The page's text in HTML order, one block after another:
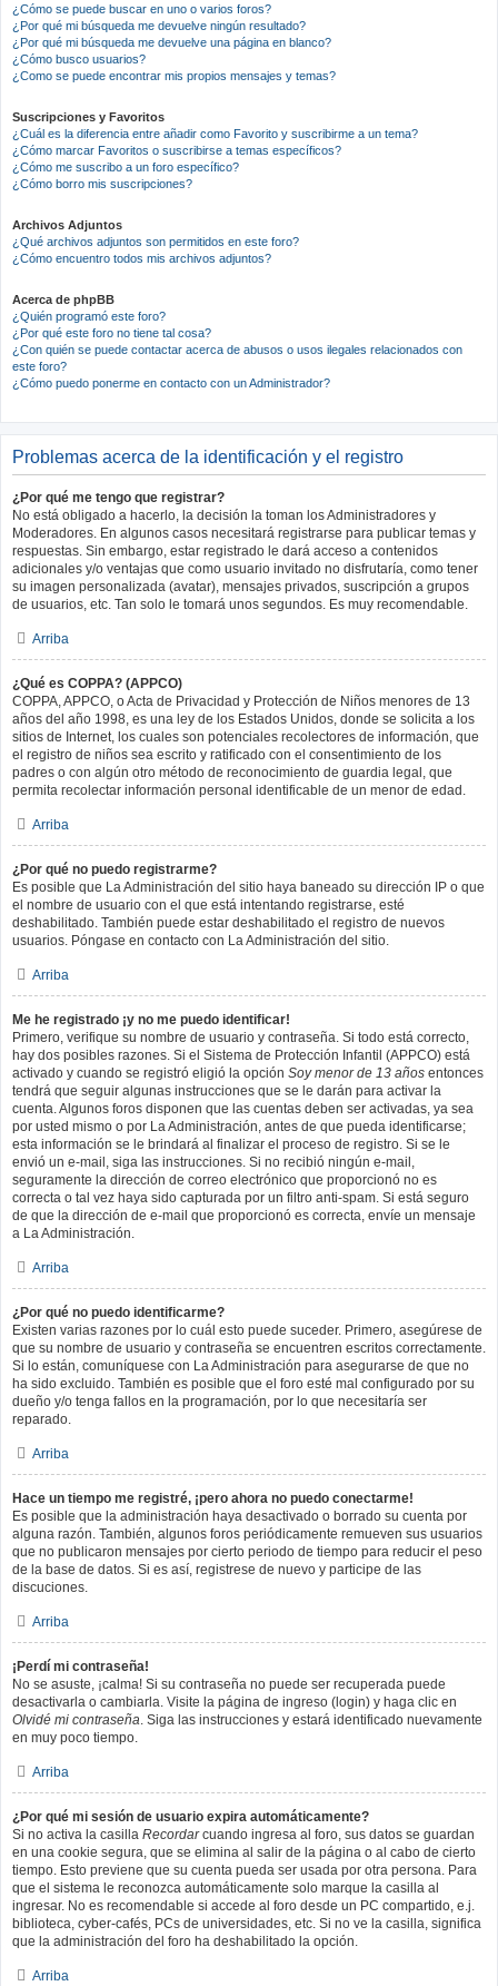
¿Cómo se puede buscar en uno o varios foros?
¿Por qué mi búsqueda me devuelve ningún resultado?
¿Por qué mi búsqueda me devuelve una página en blanco?
¿Cómo busco usuarios?
¿Como se puede encontrar mis propios mensajes y temas?
Suscripciones y Favoritos
¿Cuál es la diferencia entre añadir como Favorito y suscribirme a un tema?
¿Cómo marcar Favoritos o suscribirse a temas específicos?
¿Cómo me suscribo a un foro específico?
¿Cómo borro mis suscripciones?
Archivos Adjuntos
¿Qué archivos adjuntos son permitidos en este foro?
¿Cómo encuentro todos mis archivos adjuntos?
Acerca de phpBB
¿Quién programó este foro?
¿Por qué este foro no tiene tal cosa?
¿Con quién se puede contactar acerca de abusos o usos ilegales relacionados con
este foro?
¿Cómo puedo ponerme en contacto con un Administrador?
Problemas acerca de la identificación y el registro
¿Por qué me tengo que registrar?
No está obligado a hacerlo, la decisión la toman los Administradores y
Moderadores. En algunos casos necesitará registrarse para publicar temas y
respuestas. Sin embargo, estar registrado le dará acceso a contenidos
adicionales y/o ventajas que como usuario invitado no disfrutaría, como tener
su imagen personalizada (avatar), mensajes privados, suscripción a grupos
de usuarios, etc. Tan solo le tomará unos segundos. Es muy recomendable.
Arriba
¿Qué es COPPA? (APPCO)
COPPA, APPCO, o Acta de Privacidad y Protección de Niños menores de 13
años del año 1998, es una ley de los Estados Unidos, donde se solicita a los
sitios de Internet, los cuales son potenciales recolectores de información, que
el registro de niños sea escrito y ratificado con el consentimiento de los
padres o con algún otro método de reconocimiento de guardia legal, que
permita recolectar información personal identificable de un menor de edad.
Arriba
¿Por qué no puedo registrarme?
Es posible que La Administración del sitio haya baneado su dirección IP o que
el nombre de usuario con el que está intentando registrarse, esté
deshabilitado. También puede estar deshabilitado el registro de nuevos
usuarios. Póngase en contacto con La Administración del sitio.
Arriba
Me he registrado ¡y no me puedo identificar!
Primero, verifique su nombre de usuario y contraseña. Si todo está correcto,
hay dos posibles razones. Si el Sistema de Protección Infantil (APPCO) está
activado y cuando se registró eligió la opción Soy menor de 13 años entonces
tendrá que seguir algunas instrucciones que se le darán para activar la
cuenta. Algunos foros disponen que las cuentas deben ser activadas, ya sea
por usted mismo o por La Administración, antes de que pueda identificarse;
esta información se le brindará al finalizar el proceso de registro. Si se le
envió un e-mail, siga las instrucciones. Si no recibió ningún e-mail,
seguramente la dirección de correo electrónico que proporcionó no es
correcta o tal vez haya sido capturada por un filtro anti-spam. Si está seguro
de que la dirección de e-mail que proporcionó es correcta, envíe un mensaje
a La Administración.
Arriba
¿Por qué no puedo identificarme?
Existen varias razones por lo cuál esto puede suceder. Primero, asegúrese de
que su nombre de usuario y contraseña se encuentren escritos correctamente.
Si lo están, comuníquese con La Administración para asegurarse de que no
ha sido excluido. También es posible que el foro esté mal configurado por su
dueño y/o tenga fallos en la programación, por lo que necesitaría ser
reparado.
Arriba
Hace un tiempo me registré, ¡pero ahora no puedo conectarme!
Es posible que la administración haya desactivado o borrado su cuenta por
alguna razón. También, algunos foros periódicamente remueven sus usuarios
que no publicaron mensajes por cierto periodo de tiempo para reducir el peso
de la base de datos. Si es así, registrese de nuevo y participe de las
discuciones.
Arriba
¡Perdí mi contraseña!
No se asuste, ¡calma! Si su contraseña no puede ser recuperada puede
desactivarla o cambiarla. Visite la página de ingreso (login) y haga clic en
Olvidé mi contraseña. Siga las instrucciones y estará identificado nuevamente
en muy poco tiempo.
Arriba
¿Por qué mi sesión de usuario expira automáticamente?
Si no activa la casilla Recordarcuando ingresa al foro, sus datos se guardan
en una cookie segura, que se elimina al salir de la página o al cabo de cierto
tiempo. Esto previene que su cuenta pueda ser usada por otra persona. Para
que el sistema le reconozca automáticamente solo marque la casilla al
ingresar. No es recomendable si accede al foro desde un PC compartido, e.j.
biblioteca, cyber-cafés, PCs de universidades, etc. Si no ve la casilla, significa
que la administración del foro ha deshabilitado la opción.
Arriba